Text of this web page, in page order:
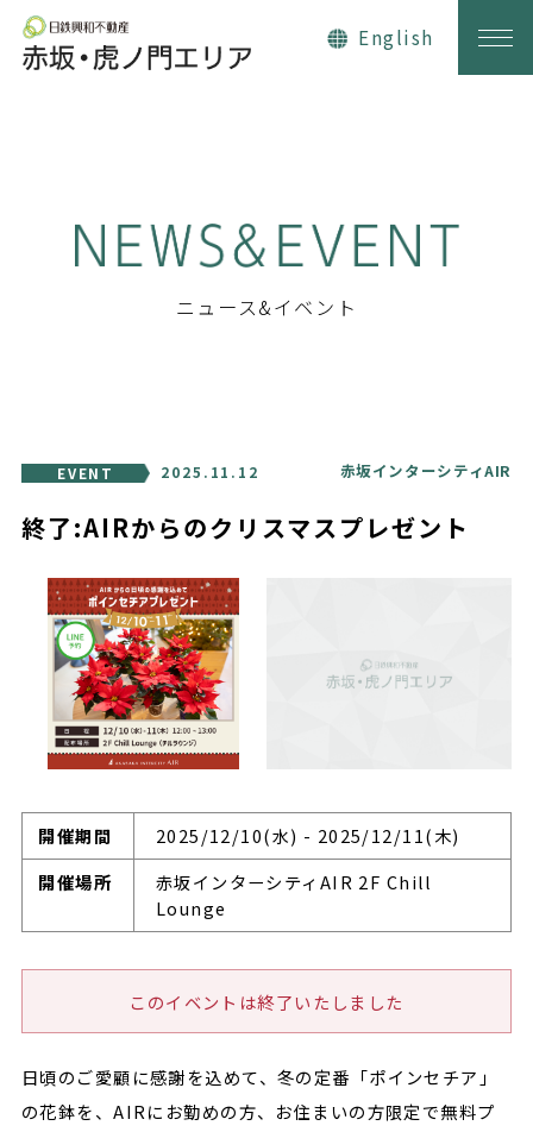
日鉄興和不動産 赤坂・虎ノ門エ
English
ニュース&イベント
EVENT 2025.11.12 赤坂インターシティAIR
終了:AIRからのクリスマスプレゼント
開催期間
2025/12/10(水) - 2025/12/11(木)
開催場所
赤坂インターシティAIR 2F Chill
Lounge
このイベントは終了いたしました
日頃のご愛顧に感謝を込めて、冬の定番「ポインセチア」
の花鉢を、AIRにお勤めの方、お住まいの方限定で無料プ